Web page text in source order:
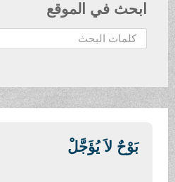
ابحث في الموقع
ح
ث
بَوْحٌ لاَ يُؤَجَّلْ